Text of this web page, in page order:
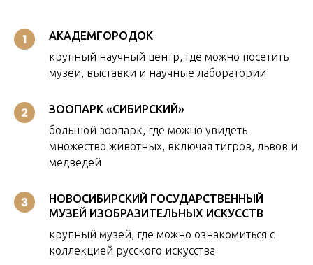
АКАДЕМГОРОДОК
крупный научный центр, где можно посетить
музеи, выставки и научные лаборатории
ЗООПАРК «СИБИРСКИЙ»
большой зоопарк, где можно увидеть
множество животных, включая тигров, львов и
медведей
НОВОСИБИРСКИЙ ГОСУДАРСТВЕННЫЙ
МУЗЕЙ ИЗОБРАЗИТЕЛЬНЫХ ИСКУССТВ
крупный музей, где можно ознакомиться с
коллекцией русского искусства